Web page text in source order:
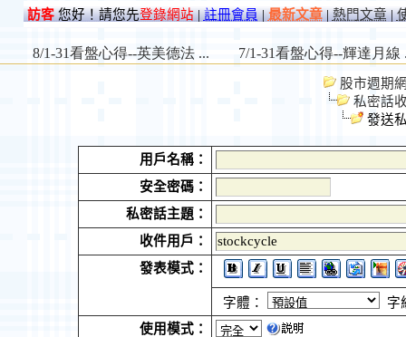
訪客您好！請您先登錄網站|註冊會員|最新文章|熱門文章|
股市週期
私密話
發送
用戶名稱：
安全密碼：
私密話主題：
收件用戶：
發表模式：
字體：
字
使用模式：